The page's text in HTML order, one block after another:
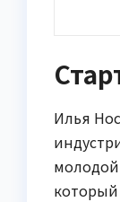
Илья
который